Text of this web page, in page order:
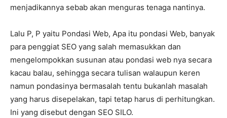
menjadikannya sebab akan menguras tenaga nantinya.
Lalu P, P yaitu Pondasi Web, Apa itu pondasi Web, banyak
para penggiat SEO yang salah memasukkan dan
mengelompokkan susunan atau pondasi web nya secara
kacau balau, sehingga secara tulisan walaupun keren
namun pondasinya bermasalah tentu bukanlah masalah
yang harus disepelakan, tapi tetap harus di perhitungkan.
Ini yang disebut dengan SEO SILO.